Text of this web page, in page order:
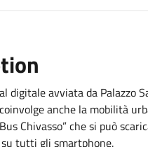
digitale avviata da Palazzo
anche la mobilità
Chivasso” che si può
tutti gli smartphone.